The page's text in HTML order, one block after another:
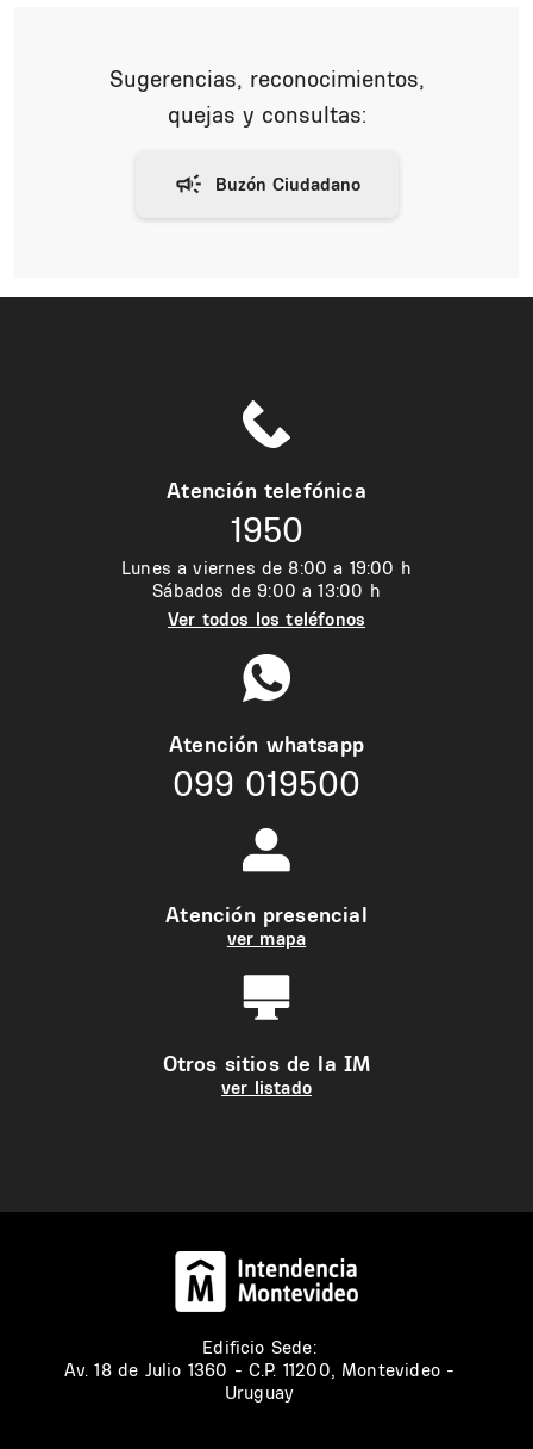
Sugerencias, reconocimientos,
quejas y consultas:
Atención telefónica
1950
Lunes a viernes de 8:00 a 19:00 h
Sábados de 9:00 a 13:00 h
Ver todos los teléfonos
Atención whatsapp
099 019500
Atención presencial
ver mapa
Otros sitios de la IM
ver listado
Edificio Sede:
Av. 18 de Julio 1360 - C.P. 11200, Montevideo -
Uruguay